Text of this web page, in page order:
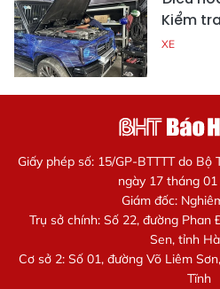
Kiểm
XE
Giấy phép số: 15/GP-BTTTT do
ngày 17 tháng
Giám đốc:
Trụ sở chính: Số 22, đường Phan
Sen, tỉnh
Cơ sở 2: Số 01, đường Võ Liêm
Tĩnh